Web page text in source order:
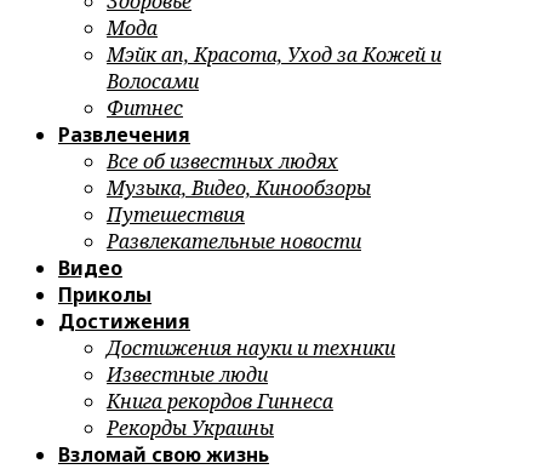
Мода
Мэйк ап, Красота, Уход за Кожей и
Волосами
Фитнес
Развлечения
Все об известных людях
Музыка, Видео, Кинообзоры
Путешествия
Развлекательные новости
Видео
Приколы
Достижения
Достижения науки и техники
Известные люди
Книга рекордов Гиннеса
Рекорды Украины
Взломай свою жизнь